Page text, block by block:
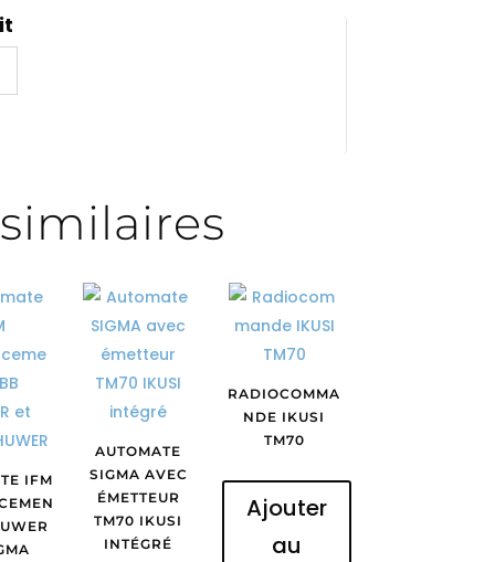
IFM
AUTOMATE
SIGMA AVEC
ÉMETTEUR
TM70 IKUSI
INTÉGRÉ
RADIOCOMMA
NDE IKUSI
TM70
Ajouter
au